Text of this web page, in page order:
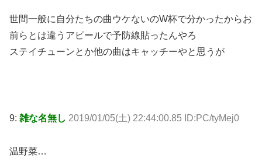
世間一般に自分たちの曲ウケないのW杯で分かったからお
前らとは違うアピールで予防線貼ったんやろ
ステイチューンとか他の曲はキャッチーやと思うが
9: 雑な名無し 2019/01/05(土) 22:44:00.85 ID:PC/tyMej0
温野菜…